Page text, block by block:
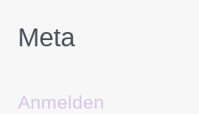
Meta
Anmelden